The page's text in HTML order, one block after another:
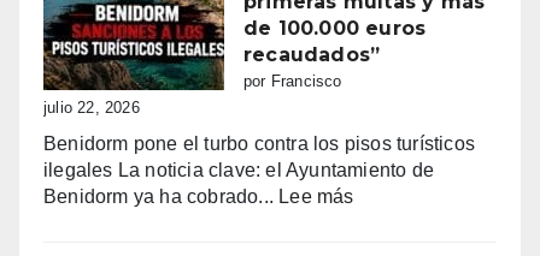
primera
línea:
quejas
vecinales
de 100.000 euros
recaudados”
por Francisco
julio 22, 2026
Benidorm pone el turbo contra los pisos turísticos
ilegales La noticia clave: el Ayuntamiento de
Benidorm ya ha cobrado... Lee más: